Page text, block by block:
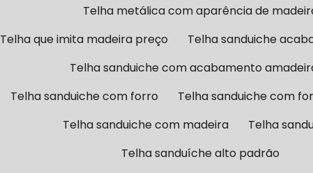
Telha metálica com aparência de
Telha que imita madeira preço
Telha sanduiche
Telha sanduiche com acabamento
Telha sanduiche com forro
Telha sanduiche com
Telha sanduiche com madeira
Telha
Telha sanduíche alto padrão